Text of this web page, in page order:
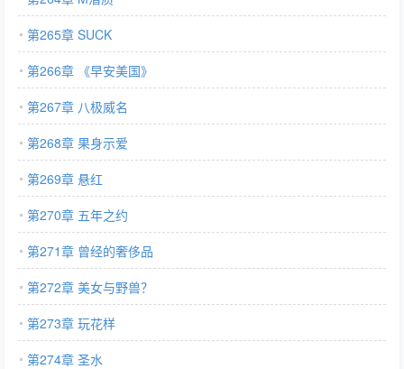
第265章 SUCK
第266章 《早安美国》
第267章 八极威名
第268章 果身示爱
第269章 悬红
第270章 五年之约
第271章 曾经的奢侈品
第272章 美女与野兽？
第273章 玩花样
第274章 圣水